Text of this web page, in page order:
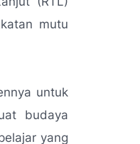
mutu
untuk
budaya
yang